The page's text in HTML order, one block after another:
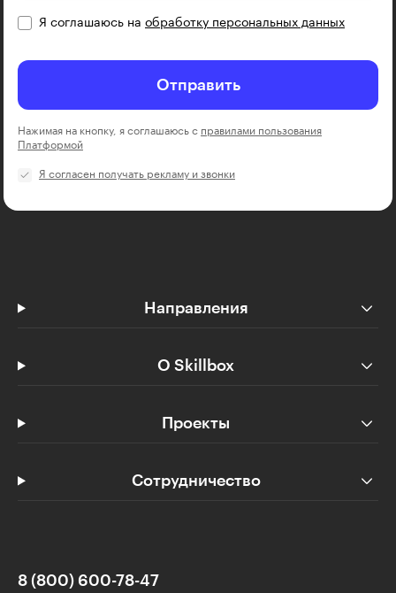
Я соглашаюсь на обработку персональных данных
Отправить
Нажимая на кнопку, я соглашаюсь с правилами пользования
Платформой
Я согласен получать рекламу и звонки
Направления
О Skillbox
Проекты
Сотрудничество
8 (800) 600-78-47